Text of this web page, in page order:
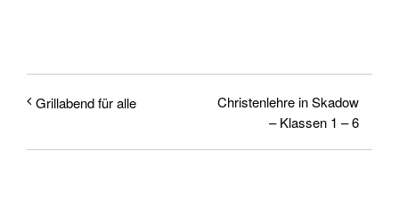
Grillabend für alle
Christenlehre in Skadow
– Klassen 1 – 6